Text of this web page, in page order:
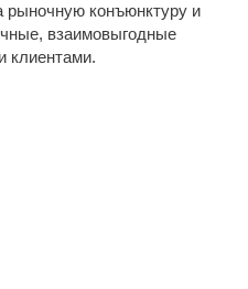
рыночную конъюнктуру и
взаимовыгодные
клиентами.